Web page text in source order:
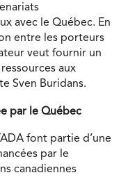
avec le Québec. En
entre les porteurs
veut fournir un
aux
Sven Buridans.
par le Québec
font partie d’une
par le
canadiennes